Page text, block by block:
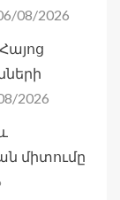
08/2026
2026
միտումը